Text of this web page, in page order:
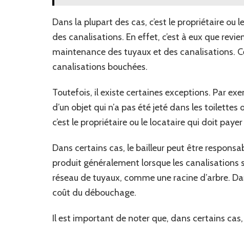
Dans la plupart des cas, c’est le propriétaire
des canalisations. En effet, c’est à eux que
maintenance des tuyaux et des canalisations.
canalisations bouchées.
Toutefois, il existe certaines exceptions. Par
d’un objet qui n’a pas été jeté dans les
c’est le propriétaire ou le locataire qui doit
Dans certains cas, le bailleur peut être
produit généralement lorsque les canalisations
réseau de tuyaux, comme une racine d’arbre.
coût du débouchage.
Il est important de noter que, dans certains